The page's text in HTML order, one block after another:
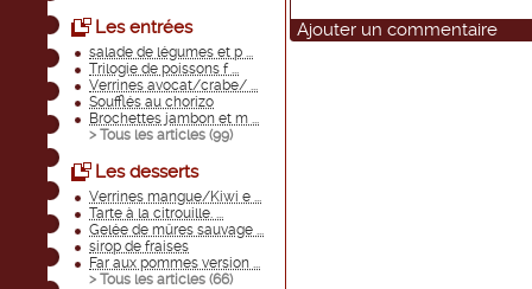
Les entrées
salade de légumes et p ...
Trilogie de poissons f ...
Verrines avocat/crabe/ ...
Soufflés au chorizo
Brochettes jambon et m ...
> Tous les articles (99)
Les desserts
Verrines mangue/Kiwi e ...
Tarte à la citrouille. ...
Gelée de mûres sauvage ...
sirop de fraises
Far aux pommes version ...
> Tous les articles (66)
Ajouter un commentaire